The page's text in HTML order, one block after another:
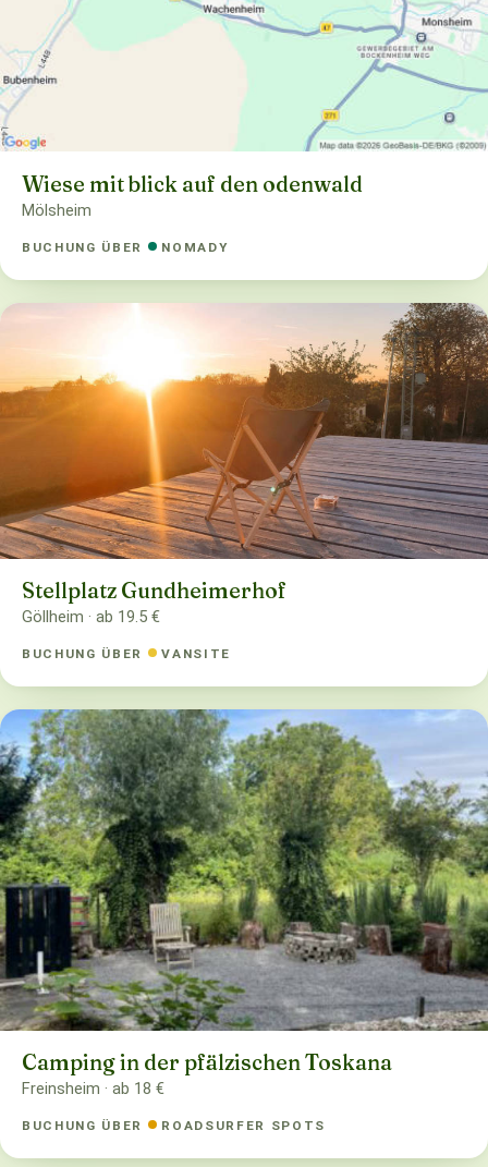
Wiese mit blick auf den odenwald
Mölsheim
BUCHUNG ÜBER NOMADY
Stellplatz Gundheimerhof
Göllheim · ab 19.5 €
BUCHUNG ÜBER VANSITE
Camping in der pfälzischen Toskana
Freinsheim · ab 18 €
BUCHUNG ÜBER ROADSURFER SPOTS